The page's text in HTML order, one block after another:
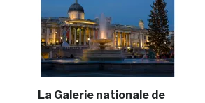
La Galerie nationale de